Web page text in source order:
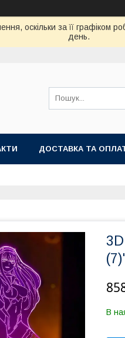
оскільки за її графіком
день.
ДОСТАВКА ТА
В